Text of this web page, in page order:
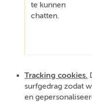
te kunnen
chatten.
Tracking cookies.
surfgedrag zodat
en